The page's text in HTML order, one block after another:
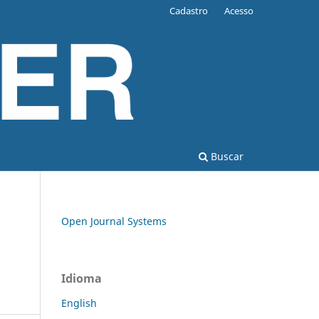
Buscar
Cadastro Acesso
Open Journal Systems
Idioma
English